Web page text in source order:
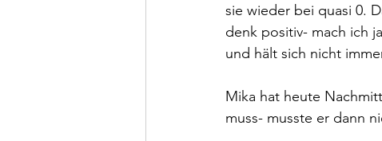
sie wieder bei quasi 0.
denk positiv- mach ich
und hält sich nicht
Mika hat heute
muss- musste er dann